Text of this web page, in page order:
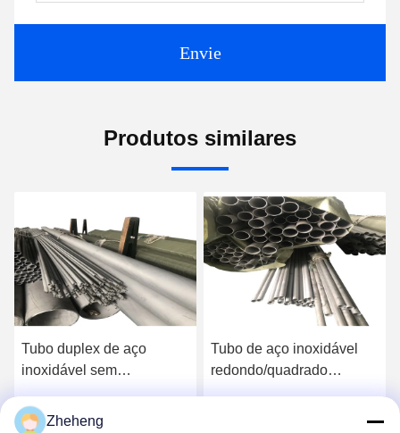
Envie
Produtos similares
Tubo duplex de aço
inoxidável sem
(32750/32760)
Tubo de aço inoxidável
redondo/quadrado
OD
Zheheng